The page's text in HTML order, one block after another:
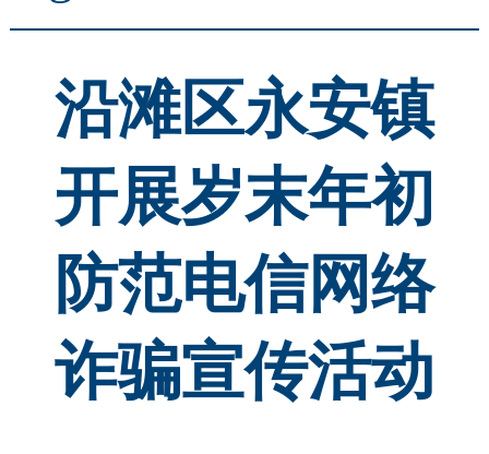
沿滩区永安镇
开展岁末年初
防范电信网络
诈骗宣传活动